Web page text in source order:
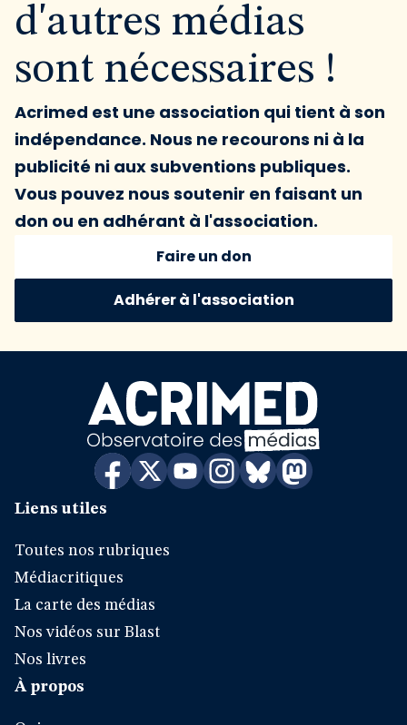
d'autres médias
sont nécessaires !
Acrimed est une association qui tient à son
indépendance. Nous ne recourons ni à la
publicité ni aux subventions publiques.
Vous pouvez nous soutenir en faisant un
don ou en adhérant à l'association.
Faire un don
Adhérer à l'association
Liens utiles
Toutes nos rubriques
Médiacritiques
La carte des médias
Nos vidéos sur Blast
Nos livres
À propos